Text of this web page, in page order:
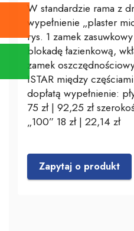
W standardzie rama z
wypełnienie „plaster
rys. 1 zamek
blokadę łazienkową,
zamek
ISTAR między
dopłatą wypełnienie:
75 zł | 92,25 zł
„100” 18 zł | 22,14 zł
Zapytaj o produkt